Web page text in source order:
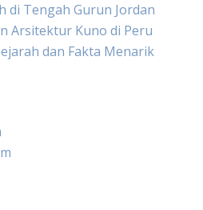
di Tengah Gurun Jordan
Arsitektur Kuno di Peru
dan Fakta Menarik